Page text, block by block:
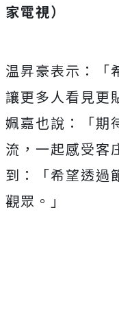
家電視）
温昇豪表示：「
讓更多人看見更
姵嘉也說：「期
流，一起感受客
到：「希望透過
觀眾。」